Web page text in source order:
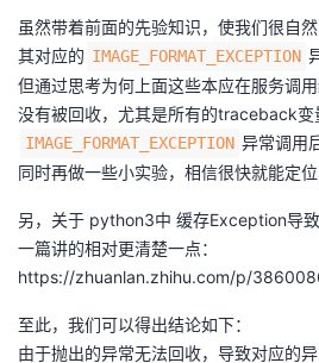
虽然带着前面的先验知识，使我们很自
其对应的 IMAGE_FORMAT_EXCEPTION
但通过思考为何上面这些本应在服务调
没有被回收，尤其是所有的traceback变
IMAGE_FORMAT_EXCEPTION 异常调用
同时再做一些小实验，相信很快就能定位
另，关于 python3中 缓存Exception导
一篇讲的相对更清楚一点：
https://zhuanlan.zhihu.com/p/
至此，我们可以得出结论如下：
由于抛出的异常无法回收，导致对应的